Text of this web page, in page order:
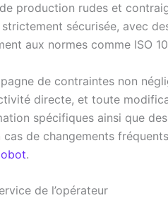
production rudes et
sécurisée, avec
aux normes comme ISO
de contraintes non
directe, et toute
spécifiques ainsi que
de changements
.
de l’opérateur